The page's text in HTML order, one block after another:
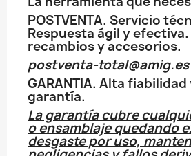
POSTVENTA. Servicio
Respuesta ágil y
recambios y accesorios.
postventa-total@amig.es
GARANTIA. Alta
garantía.
La garantía cubre
o ensamblaje quedando
desgaste por uso,